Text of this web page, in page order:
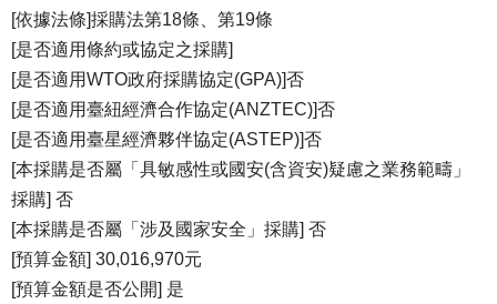
[依據法條]採購法第18條、第19條
[是否適用條約或協定之採購]
[是否適用WTO政府採購協定(GPA)]否
[是否適用臺紐經濟合作協定(ANZTEC)]否
[是否適用臺星經濟夥伴協定(ASTEP)]否
[本採購是否屬「具敏感性或國安(含資安)疑慮之業務範疇」
採購] 否
[本採購是否屬「涉及國家安全」採購] 否
[預算金額] 30,016,970元
[預算金額是否公開] 是